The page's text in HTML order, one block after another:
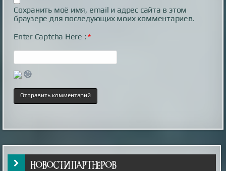
Сохранить моё имя, email и адрес сайта в этом
браузере для последующих моих комментариев.
Enter Captcha Here :*
НОВОСТИ ПАРТНЁРОВ